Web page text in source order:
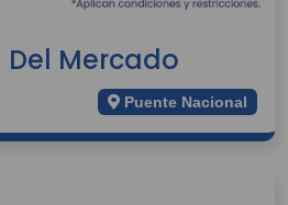
Del Mercado
Puente Nacional